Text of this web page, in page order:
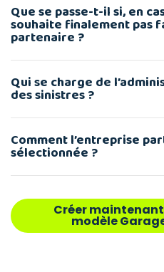
Que se passe-t-il si, en
souhaite finalement pas
partenaire ?
Qui se charge de
des sinistres ?
Comment l’entreprise
sélectionnée ?
Créer
modèle